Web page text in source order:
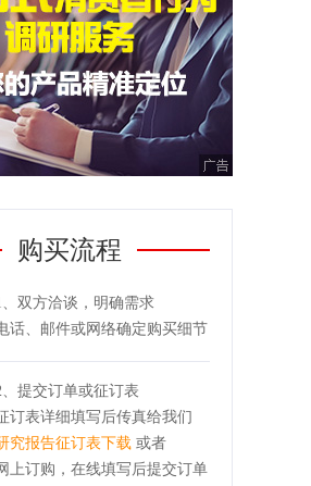
购买流程
、双方洽谈，明确需求
话、邮件或网络确定购买细节
、提交订单或征订表
订表详细填写后传真给我们
究报告征订表下载 或者
上订购，在线填写后提交订单